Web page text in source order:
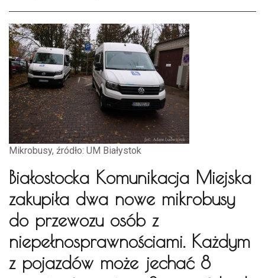
Mikrobusy, źródło: UM Białystok
Białostocka Komunikacja Miejska
zakupiła dwa nowe mikrobusy
do przewozu osób z
niepełnosprawnościami. Każdym
z pojazdów może jechać 8